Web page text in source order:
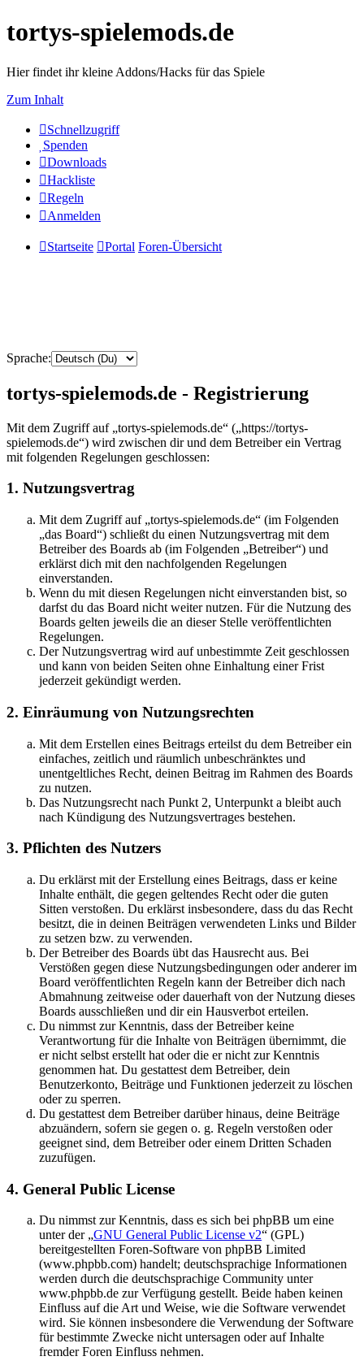
tortys-spielemods.de
Hier findet ihr kleine Addons/Hacks für das Spiele
Zum Inhalt
Schnellzugriff
Spenden
Downloads
Hackliste
Regeln
Anmelden
Startseite Portal Foren-Übersicht
Sprache:
tortys-spielemods.de - Registrierung
Mit dem Zugriff auf „tortys-spielemods.de“ („https://tortys-
spielemods.de“) wird zwischen dir und dem Betreiber ein Vertrag
mit folgenden Regelungen geschlossen:
1. Nutzungsvertrag
Mit dem Zugriff auf „tortys-spielemods.de“ (im Folgenden
„das Board“) schließt du einen Nutzungsvertrag mit dem
Betreiber des Boards ab (im Folgenden „Betreiber“) und
erklärst dich mit den nachfolgenden Regelungen
einverstanden.
Wenn du mit diesen Regelungen nicht einverstanden bist, so
darfst du das Board nicht weiter nutzen. Für die Nutzung des
Boards gelten jeweils die an dieser Stelle veröffentlichten
Regelungen.
Der Nutzungsvertrag wird auf unbestimmte Zeit geschlossen
und kann von beiden Seiten ohne Einhaltung einer Frist
jederzeit gekündigt werden.
2. Einräumung von Nutzungsrechten
Mit dem Erstellen eines Beitrags erteilst du dem Betreiber ein
einfaches, zeitlich und räumlich unbeschränktes und
unentgeltliches Recht, deinen Beitrag im Rahmen des Boards
zu nutzen.
Das Nutzungsrecht nach Punkt 2, Unterpunkt a bleibt auch
nach Kündigung des Nutzungsvertrages bestehen.
3. Pflichten des Nutzers
Du erklärst mit der Erstellung eines Beitrags, dass er keine
Inhalte enthält, die gegen geltendes Recht oder die guten
Sitten verstoßen. Du erklärst insbesondere, dass du das Recht
besitzt, die in deinen Beiträgen verwendeten Links und Bilder
zu setzen bzw. zu verwenden.
Der Betreiber des Boards übt das Hausrecht aus. Bei
Verstößen gegen diese Nutzungsbedingungen oder anderer im
Board veröffentlichten Regeln kann der Betreiber dich nach
Abmahnung zeitweise oder dauerhaft von der Nutzung dieses
Boards ausschließen und dir ein Hausverbot erteilen.
Du nimmst zur Kenntnis, dass der Betreiber keine
Verantwortung für die Inhalte von Beiträgen übernimmt, die
er nicht selbst erstellt hat oder die er nicht zur Kenntnis
genommen hat. Du gestattest dem Betreiber, dein
Benutzerkonto, Beiträge und Funktionen jederzeit zu löschen
oder zu sperren.
Du gestattest dem Betreiber darüber hinaus, deine Beiträge
abzuändern, sofern sie gegen o. g. Regeln verstoßen oder
geeignet sind, dem Betreiber oder einem Dritten Schaden
zuzufügen.
4. General Public License
Du nimmst zur Kenntnis, dass es sich bei phpBB um eine
unter der „GNU General Public License v2“ (GPL)
bereitgestellten Foren-Software von phpBB Limited
(www.phpbb.com) handelt; deutschsprachige Informationen
werden durch die deutschsprachige Community unter
www.phpbb.de zur Verfügung gestellt. Beide haben keinen
Einfluss auf die Art und Weise, wie die Software verwendet
wird. Sie können insbesondere die Verwendung der Software
für bestimmte Zwecke nicht untersagen oder auf Inhalte
fremder Foren Einfluss nehmen.